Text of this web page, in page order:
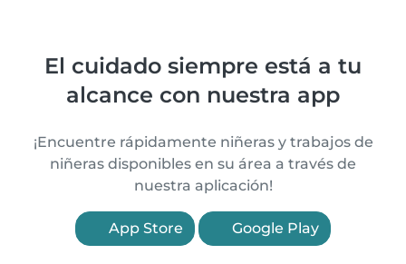
El cuidado siempre está a tu
alcance con nuestra app
¡Encuentre rápidamente niñeras y trabajos de
niñeras disponibles en su área a través de
nuestra aplicación!
App Store Google Play